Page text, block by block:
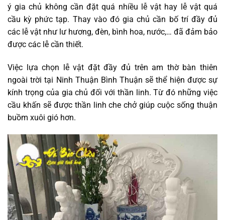
ý gia chủ không cần đặt quá nhiều lễ vật hay lễ vật quá
cầu kỳ phức tạp. Thay vào đó gia chủ cần bố trí đầy đủ
các lễ vật như lư hương, đèn, bình hoa, nước,… đã đảm bảo
được các lễ cần thiết.
Việc lựa chọn lễ vật đặt đầy đủ trên am thờ bàn thiên
ngoài trời tại Ninh Thuận Bình Thuận sẽ thể hiện được sự
kính trọng của gia chủ đối với thần linh. Từ đó những việc
cầu khấn sẽ được thần linh che chở giúp cuộc sống thuận
buồm xuôi gió hơn.